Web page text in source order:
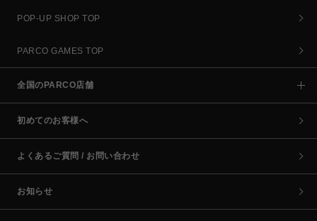
POP-UP SHOP TOP
PARCO GAMES TOP
全国のPARCO店舗
初めてのお客様へ
よくあるご質問 / お問い合わせ
お知らせ